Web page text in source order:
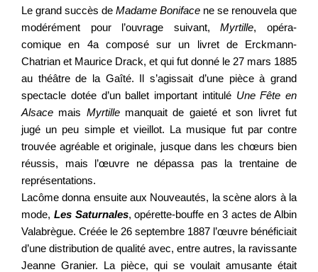
Le grand succès de Madame Boniface ne se renouvela que
modérément pour l’ouvrage suivant,Myrtille, opéra-
comique en 4a composé sur un livret de Erckmann-
Chatrian et Maurice Drack, et qui fut donné le 27 mars 1885
au théâtre de la Gaîté. Il s’agissait d’une pièce à grand
spectacle dotée d’un ballet important intitulé Une Fête en
Alsace mais Myrtillemanquait de gaieté et son livret fut
jugé un peu simple et vieillot. La musique fut par contre
trouvée agréable et originale, jusque dans les chœurs bien
réussis, mais l’œuvre ne dépassa pas la trentaine de
représentations.
Lacôme donna ensuite aux Nouveautés, la scène alors à la
mode, Les Saturnales, opérette-bouffe en 3 actes de Albin
Valabrègue. Créée le 26 septembre 1887 l’œuvre bénéficiait
d’une distribution de qualité avec, entre autres, la ravissante
Jeanne Granier. La pièce, qui se voulait amusante était